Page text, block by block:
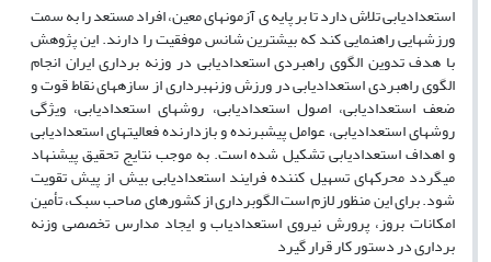
استعدادیابی تلاش دارد تا بر پایه­ ی آزمون­های معین، افراد مستعد را به سمت
ورزش­هایی راهنمایی کند که بیشترین شانس موفقیت را دارند.اینپژوهش
با هدفتدوین الگوی راهبردی استعدادیابی در وزنه برداری ایران انجام
الگوی راهبردی استعدادیابی در ورزش وزنه­برداری از سازه­های نقاط قوت و
ضعف استعدادیابی، اصول استعدادیابی، روش­های استعدادیابی، ویژگی
روش­های استعدادیابی، عوامل پیش­برنده و بازدارنده فعالیت­های استعدادیابی
و اهداف استعدادیابی تشکیل شده است.به موجب نتایج تحقیقپیشنهاد
می­گردد محرک­های تسهیل­ کننده فرایند استعدادیابی بیش از پیش تقویت
شود. برای این منظور لازم است الگوبرداری از کشورهای صاحب سبک، تأمین
امکانات بروز، پرورش نیروی استعدادیاب و ایجاد مدارس تخصصی وزنه
برداری در دستور کار قرار گیرد